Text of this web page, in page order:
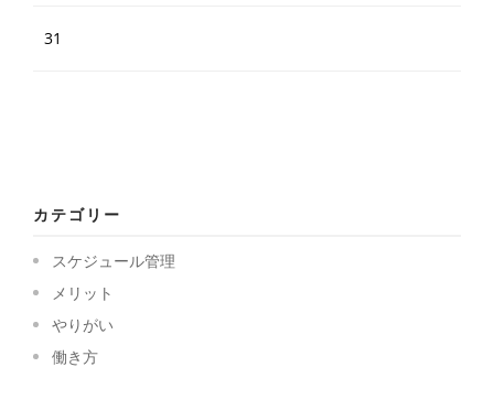
31
カテゴリー
スケジュール管理
メリット
やりがい
働き方